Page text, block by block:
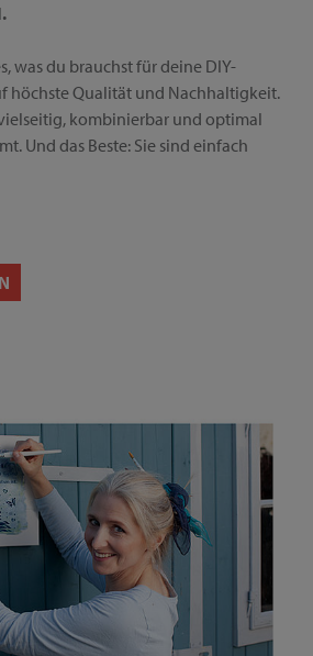
was du brauchst für deine DIY-
höchste Qualität und Nachhaltigkeit.
kombinierbar und optimal
Und das Beste: Sie sind einfach